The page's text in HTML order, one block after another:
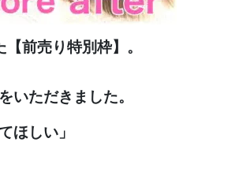
前売り特別枠】。
いただきました。
ほしい」